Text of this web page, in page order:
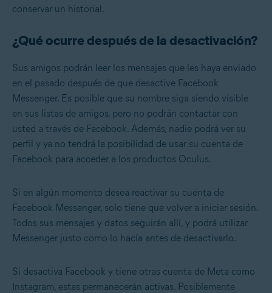
conservar un historial.
¿Qué ocurre después de la desactivación?
Sus amigos podrán leer los mensajes que les haya enviado
en el pasado después de que desactive Facebook
Messenger. Es posible que su nombre siga siendo visible
en sus listas de amigos, pero no podrán contactar con
usted a través de Facebook. Además, nadie podrá ver su
perfil y ya no tendrá la posibilidad de usar su cuenta de
Facebook para acceder a los productos Oculus.
Si en algún momento desea reactivar su cuenta de
Facebook Messenger, solo tiene que volver a iniciar sesión.
Todos sus mensajes y datos seguirán allí, y podrá utilizar
Messenger justo como lo hacía antes de desactivarlo.
Si desactiva Facebook y tiene otras cuenta de Meta como
Instagram, estas permanecerán activas. Posiblemente